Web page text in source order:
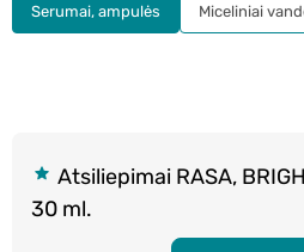
Atsiliepimai RASA,
30 ml.
Serumai, ampulės Miceliniai